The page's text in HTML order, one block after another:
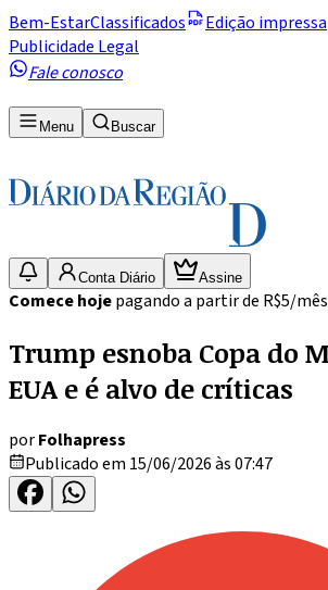
Bem-EstarClassificados
Edição impressa
Publicidade Legal
Fale conosco
Menu Buscar
Conta Diário Assine
Comece hojepagando a partir de R$5/
Trump esnoba Copa do
EUA e é alvo de críticas
porFolhapress
Publicado em 15/06/2026 às 07:47